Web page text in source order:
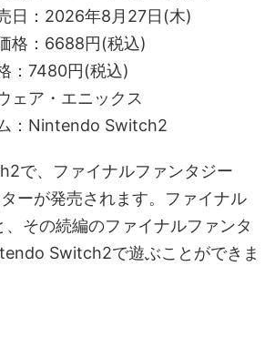
日：2026年8月27日(木)
格：6688円(税込)
：7480円(税込)
ェア・エニックス
：Nintendo Switch2
で、ファイナルファンタジー
ーが発売されます。ファイナル
、その続編のファイナルファンタ
Switch2で遊ぶことができま